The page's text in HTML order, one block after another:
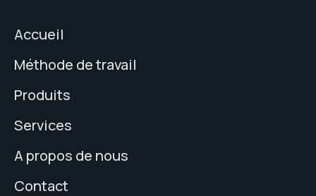
Accueil
Méthode de travail
Produits
Services
A propos de nous
Contact